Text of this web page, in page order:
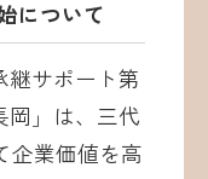
について
サポート第
岡」は、三代
企業価値を高